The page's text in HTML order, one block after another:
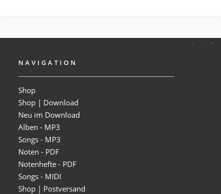
NAVIGATION
Shop
Shop | Download
Neu im Download
Alben - MP3
Songs - MP3
Noten - PDF
Notenhefte - PDF
Songs - MIDI
Shop | Postversand